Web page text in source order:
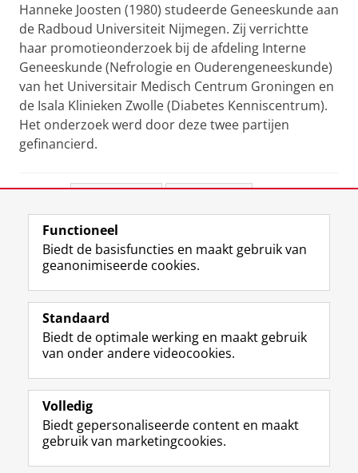
Hanneke Joosten (1980) studeerde Geneeskunde aan
de Radboud Universiteit Nijmegen. Zij verrichtte
haar promotieonderzoek bij de afdeling Interne
Geneeskunde (Nefrologie en Ouderengeneeskunde)
van het Universitair Medisch Centrum Groningen en
de Isala Klinieken Zwolle (Diabetes Kenniscentrum).
Het onderzoek werd door deze twee partijen
gefinancierd.
View this page in:English
Volg de RUG
F
a
e
b
o
p
a
i
L
i
k
e
I
-
p
g
R
S
-
f
e
R
k
I
n
t
r
m
c
Y
o
T
e
k
a
Studiekiezers
Alumni
Over ons
Functioneel
Biedt de basisfuncties en maakt gebruik van
geanonimiseerde cookies.
Standaard
Biedt de optimale werking en maakt gebruik
van onder andere videocookies.
Volledig
Biedt gepersonaliseerde content en maakt
gebruik van marketingcookies.